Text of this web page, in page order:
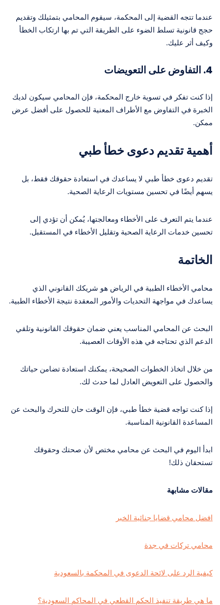
عندما تتجه القضية إلى المحكمة، سيقوم المحامي بتمثيلك وتقديم
حجج قانونية تسلط الضوء على الطريقة التي تم بها ارتكاب الخطأ
وكيف أثر عليك.
4. التفاوض على التعويضات
إذا كنت تفكر في تسوية خارج المحكمة، فإن المحامي سيكون لديك
الخبرة في التفاوض مع الأطراف المعنية للحصول على أفضل عرض
ممكن.
أهمية تقديم دعوى خطأ طبي
تقديم دعوى خطأ طبي لا يساعدك في استعادة حقوقك فقط، بل
يسهم أيضًا في تحسين مستويات الرعاية الصحية.
عندما يتم التعرف على الأخطاء ومعالجتها، يُمكن أن تؤدي إلى
تحسين خدمات الرعاية الصحية وتقليل الأخطاء في المستقبل.
الخاتمة
محامي الأخطاء الطبية في الرياض هو شريكك القانوني الذي
يساعدك في مواجهة التحديات والأمور المعقدة نتيجة الأخطاء الطبية.
البحث عن المحامي المناسب يعني ضمان حقوقك القانونية وتلقي
الدعم الذي تحتاجه في هذه الأوقات العصيبة.
من خلال اتخاذ الخطوات الصحيحة، يمكنك استعادة تضامن حياتك
والحصول على التعويض العادل لما حدث لك.
إذا كنت تواجه قضية خطأ طبي، فإن الوقت حان للتحرك والبحث عن
المساعدة القانونية المناسبة.
ابدأ اليوم في البحث عن محامي مختص لأن صحتك وحقوقك
تستحقان ذلك!
مقالات مشابهة
افضل محامي قضايا جنائية الخبر
محامي تركات في جدة
كيفية الرد على لائحة الدعوى في المحكمة بالسعودية
ما هي طريقة تنفيذ الحكم القطعي في المحاكم السعودية؟